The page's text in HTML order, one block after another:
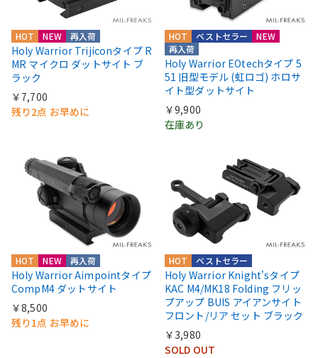
HOT NEW 再入荷
Holy Warrior Trijiconタイプ R
MR マイクロ ダットサイト ブ
ラック
￥7,700
残り2点 お早めに
HOT
NEW
再入荷
ベストセラー
Holy Warrior EOtechタイプ 5
51 旧型モデル (虹ロゴ) ホロサ
イト型ダットサイト
￥9,900
在庫あり
HOT NEW 再入荷
Holy Warrior Aimpointタイプ
CompM4 ダットサイト
￥8,500
残り1点 お早めに
HOT ベストセラー
Holy Warrior Knight'sタイプ
KAC M4/MK18 Folding フリッ
プアップ BUIS アイアンサイト
フロント/リア セット ブラック
￥3,980
SOLD OUT